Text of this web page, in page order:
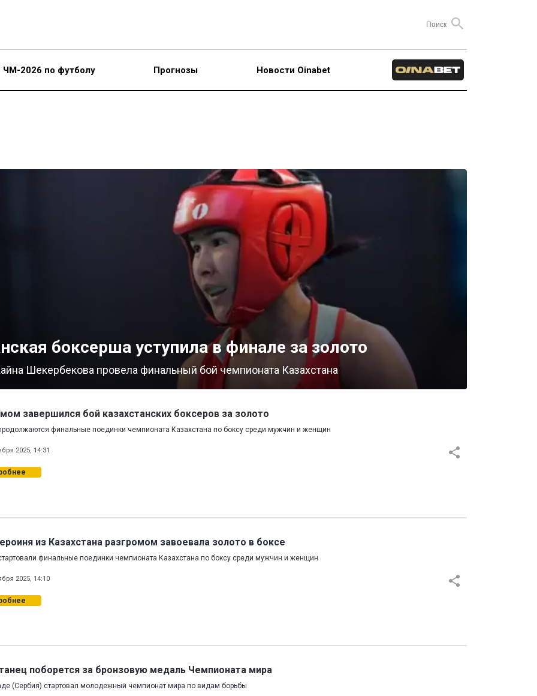
ЧМ-2026 по футболу Прогнозы Новости Oinabet
боксерша уступила в финале за золото
Шекербекова провела финальный бой чемпионата Казахстана
завершился бой казахстанских боксеров за золото
финальные поединки чемпионата Казахстана по боксу среди мужчин и женщин
2025, 14:31
из Казахстана разгромом завоевала золото в боксе
финальные поединки чемпионата Казахстана по боксу среди мужчин и женщин
2025, 14:10
поборется за бронзовую медаль Чемпионата мира
(Сербия) стартовал молодежный чемпионат мира по видам борьбы